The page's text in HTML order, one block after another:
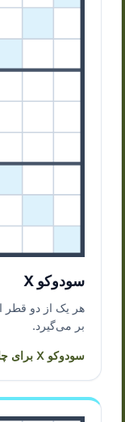
سودوکو X
بر می‌گیرد.
سودوکو X برای چاپ (PDF رایگان)